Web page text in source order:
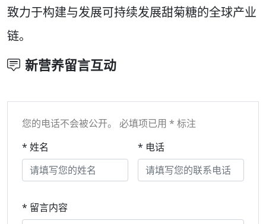
致力于构建与发展可持续发展甜菊糖的全球产业
链。
新营养留言互动
您的电话不会被公开。 必填项已用 * 标注
* 姓名
* 电话
* 留言内容